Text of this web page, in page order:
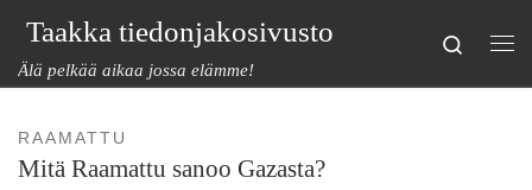
Skip to content
Taakka tiedonjakosivusto
Älä pelkää aikaa jossa elämme!
Search
RAAMATTU
Mitä Raamattu sanoo Gazasta?